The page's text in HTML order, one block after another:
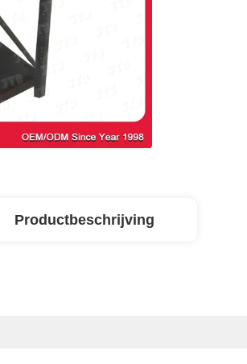
Productbeschrijving